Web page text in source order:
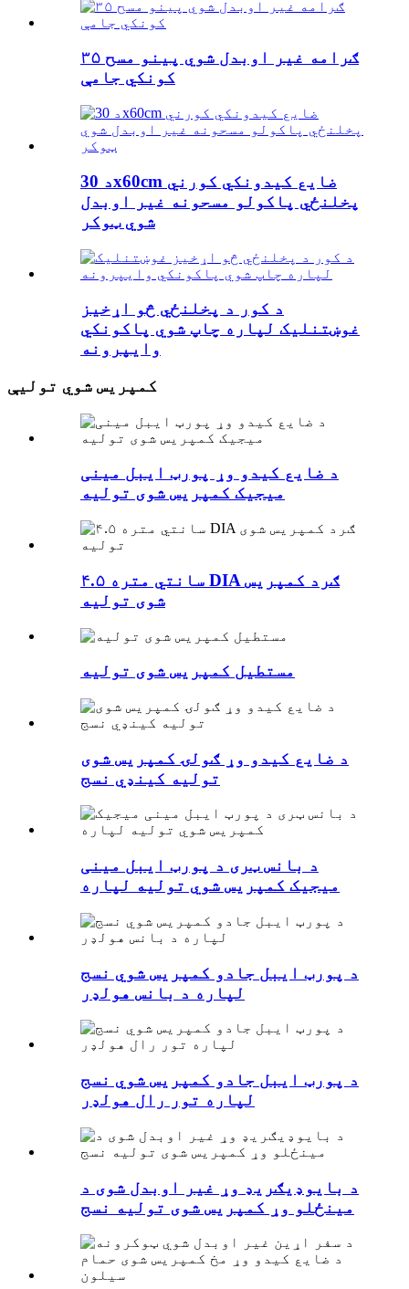
۳۵ ګرامه غیر اوبدل شوي پینو مسح
کونکي جامې
د 30x60cm ضایع کیدونکي کورني
پخلنځي پاکولو مسحونه غیر اوبدل
شوي ټوکر
د کور د پخلنځي څو اړخیز
غوښتنلیک لپاره چاپ شوي پاکونکي
وایپرونه
کمپریس شوي تولیې
د ضایع کیدو وړ پورټ ایبل مینی
میجیک کمپریس شوی تولیه
۴.۵ سانتي متره DIA ګرد کمپریس
شوی تولیه
مستطیل کمپریس شوی تولیه
د ضایع کیدو وړ ګولۍ کمپریس شوی
تولیه کینډي نسج
د بانس ټری د پورټ ایبل مینی
میجیک کمپریس شوي تولیه لپاره
د پورټ ایبل جادو کمپریس شوي نسج
لپاره د بانس هولډر
د پورټ ایبل جادو کمپریس شوي نسج
لپاره تور رال هولډر
د بایوډیګریډ وړ غیر اوبدل شوی د
مینځلو وړ کمپریس شوی تولیه نسج